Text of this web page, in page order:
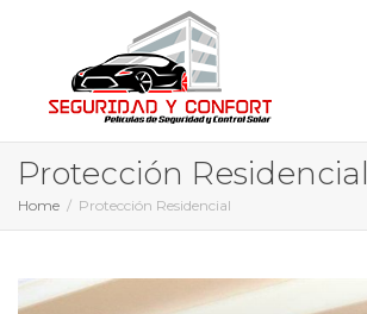
Protección Residencial
Home Protección Residencial